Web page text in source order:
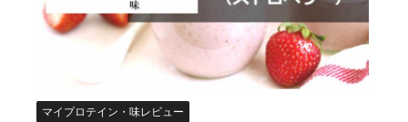
マイプロテイン・味レビュー